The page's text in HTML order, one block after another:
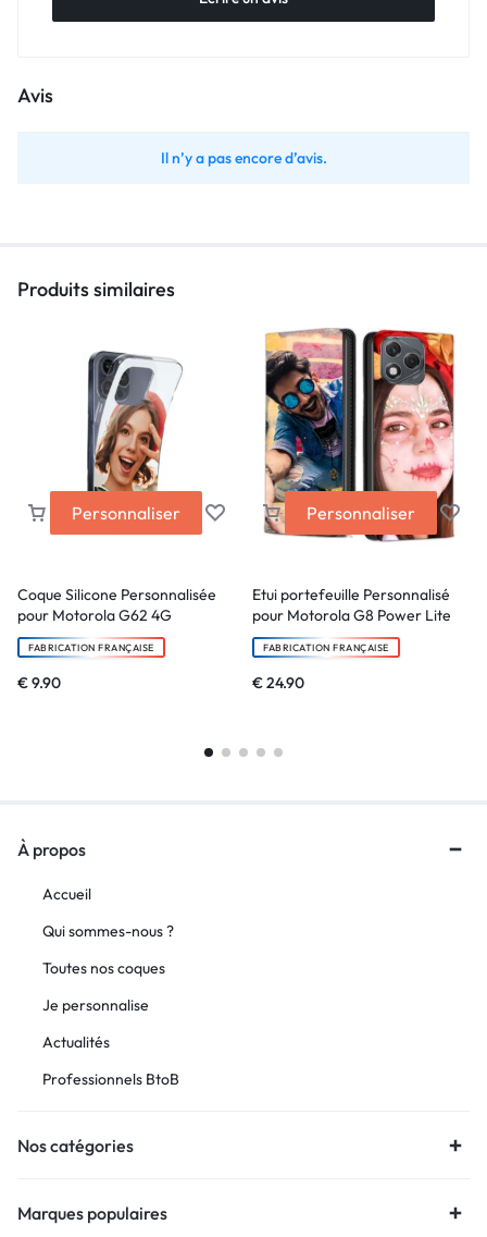
Avis
Il n’y a pas encore d’avis.
Produits similaires
Personnaliser
Coque Silicone Personnalisée
pour Motorola G62 4G
FABRICATION FRANÇAISE
€9.90
Personnaliser
Etui portefeuille Personnalisé
pour Motorola G8 Power Lite
FABRICATION FRANÇAISE
€24.90
À propos
Accueil
Qui sommes-nous ?
Toutes nos coques
Je personnalise
Actualités
Professionnels BtoB
Nos catégories
Marques populaires